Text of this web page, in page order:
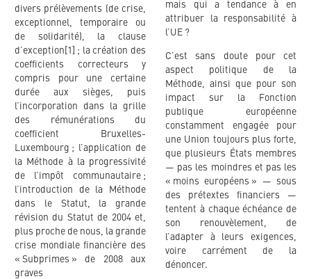
divers prélèvements (de crise,
exceptionnel, temporaire ou
de solidarité), la clause
d’exception[1] ; la création des
coefficients correcteurs y
compris pour une certaine
durée aux sièges, puis
l’incorporation dans la grille
des rémunérations du
coefficient Bruxelles-
Luxembourg ; l’application de
la Méthode à la progressivité
de l’impôt communautaire ;
l’introduction de la Méthode
dans le Statut, la grande
révision du Statut de 2004 et,
plus proche de nous, la grande
crise mondiale financière des
« Subprimes » de 2008 aux
graves
mais qui a tendance à en
attribuer la responsabilité à
l’UE ?
C’est sans doute pour cet
aspect politique de la
Méthode, ainsi que pour son
impact sur la Fonction
publique européenne
constamment engagée pour
une Union toujours plus forte,
que plusieurs États membres
— pas les moindres et pas les
« moins européens » — sous
des prétextes financiers —
tentent à chaque échéance de
son renouvèlement, de
l’adapter à leurs exigences,
voire carrément de la
dénoncer.